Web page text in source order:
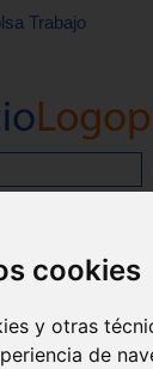
cookies
y otras
de
Trabajo